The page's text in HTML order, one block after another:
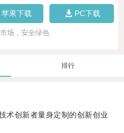
苹果下载 PC下载
场，安全绿色
排行
创新者量身定制的创新创业